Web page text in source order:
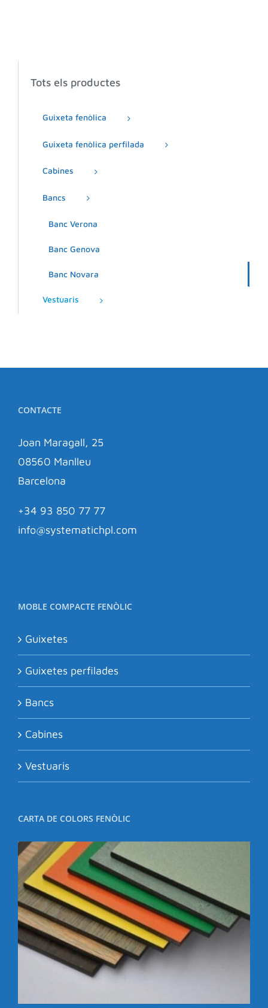
Tots els productes
Guixeta fenòlica
Guixeta fenòlica perfilada
Cabines
Bancs
Banc Verona
Banc Genova
Banc Novara
Vestuaris
CONTACTE
Joan Maragall, 25
08560 Manlleu
Barcelona
+34 93 850 77 77
info@systematichpl.com
MOBLE COMPACTE FENÒLIC
Guixetes
Guixetes perfilades
Bancs
Cabines
Vestuaris
CARTA DE COLORS FENÒLIC